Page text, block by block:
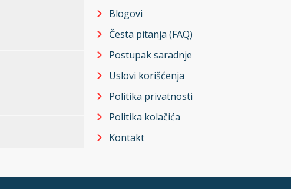
Blogovi
Česta pitanja (FAQ)
Postupak saradnje
Uslovi korišćenja
Politika privatnosti
Politika kolačića
Kontakt